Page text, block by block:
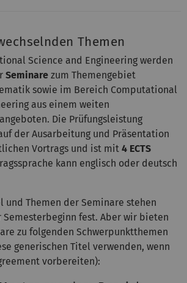
Themen
Science and Engineering werden
Seminare zum Themengebiet
sowie im Bereich Computational
aus einem weiten
Die Prüfungsleistung
der Ausarbeitung und Präsentation
Vortrags und ist mit 4 ECTS
kann englisch oder deutsch
und Themen der Seminare stehen
Semesterbeginn fest. Aber wir bieten
zu folgenden Schwerpunktthemen
generischen Titel verwenden, wenn
vorbereiten):